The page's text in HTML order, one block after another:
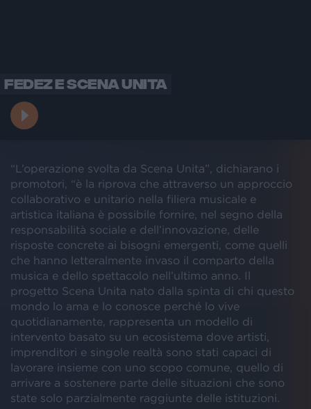
FEDEZ E SCENA UNITA
“L’operazione svolta da Scena Unita”, dichiarano i
promotori, “è la riprova che attraverso un approccio
collaborativo e unitario nella filiera musicale e
artistica italiana è possibile fornire, nel segno della
responsabilità sociale e dell’innovazione, delle
risposte concrete ai bisogni emergenti, come quelli
che hanno letteralmente invaso il comparto della
musica e dello spettacolo nell’ultimo anno. Il
progetto Scena Unita nato dalla spinta di chi questo
mondo lo ama e lo conosce perché lo vive
quotidianamente, rappresenta un modello di
intervento basato su un ecosistema dove artisti,
imprenditori e singole realtà sono stati capaci di
lavorare insieme con uno scopo comune, quello di
arrivare a sostenere parte delle situazioni che sono
state solo parzialmente raggiunte delle istituzioni.